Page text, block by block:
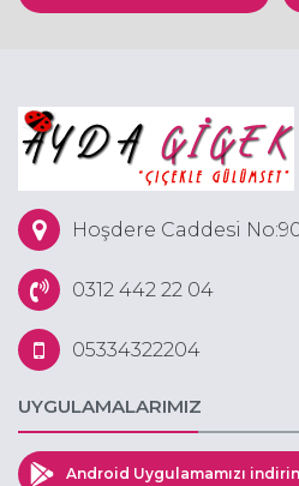
Hoşdere Caddesi
0312 442 22 04
05334322204
UYGULAMALARIMIZ
Android Uygulamamızı indirin